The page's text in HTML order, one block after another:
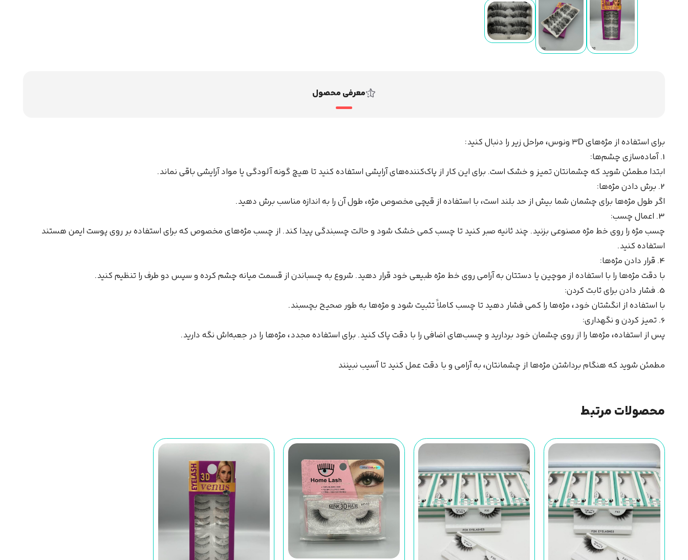
معرفی محصول
برای استفاده از مژه‌های ۳D ونوس، مراحل زیر را دنبال کنید:
1. آماده‌سازی چشم‌ها:
ابتدا مطمئن شوید که چشمانتان تمیز و خشک است. برای این کار از پاک‌کننده‌های آرایشی استفاده کنید تا هیچ گونه آلودگی یا مواد آرایشی باقی نماند.
2. برش دادن مژه‌ها:
اگر طول مژه‌ها برای چشمان شما بیش از حد بلند است، با استفاده از قیچی مخصوص مژه، طول آن را به اندازه مناسب برش دهید.
3. اعمال چسب:
چسب مژه را روی خط مژه مصنوعی بزنید. چند ثانیه صبر کنید تا چسب کمی خشک شود و حالت چسبندگی پیدا کند. از چسب مژه‌های مخصوص که برای استفاده بر روی پوست ایمن هستند
استفاده کنید.
4. قرار دادن مژه‌ها:
با دقت مژه‌ها را با استفاده از موچین یا دستتان به آرامی روی خط مژه طبیعی خود قرار دهید. شروع به چسباندن از قسمت میانه چشم کرده و سپس دو طرف را تنظیم کنید.
5. فشار دادن برای ثابت کردن:
با استفاده از انگشتان خود، مژه‌ها را کمی فشار دهید تا چسب کاملاً تثبیت شود و مژه‌ها به طور صحیح بچسبند.
6. تمیز کردن و نگهداری:
پس از استفاده، مژه‌ها را از روی چشمان خود بردارید و چسب‌های اضافی را با دقت پاک کنید. برای استفاده مجدد، مژه‌ها را در جعبه‌اش نگه دارید.
مطمئن شوید که هنگام برداشتن مژه‌ها از چشمانتان، به آرامی و با دقت عمل کنید تا آسیب نبینند
محصولات مرتبط